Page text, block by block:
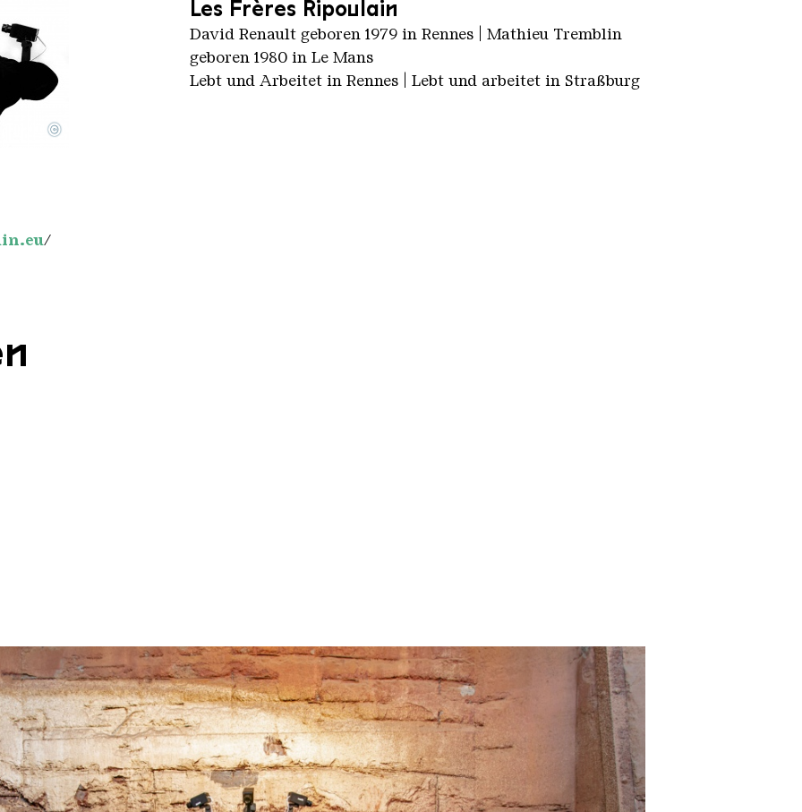
©
Les Frères Ripoulain
David Renault geboren 1979 in Rennes | Mathieu Tremblin
geboren 1980 in Le Mans
Lebt und Arbeitet in Rennes | Lebt und arbeitet in Straßburg
/